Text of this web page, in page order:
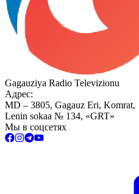
Gagauziya Radio Televizionu
Адрес:
MD – 3805, Gagauz Eri, Komrat,
Lenin sokaa № 134, «GRT»
Мы в соцсетях